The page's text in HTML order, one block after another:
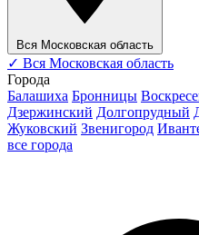
Вся Московская область
✓ Вся Московская область
Города
Балашиха Бронницы
Дзержинский Долгопрудный
Жуковский Звенигород
все города